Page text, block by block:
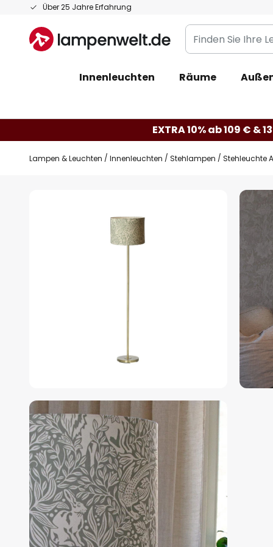
Über 25 Jahre Erfahrung
Zum
springen
Finden
Sie
Leuchte...
Innenleuchten Räume
EXTRA 10% ab 109 € &
Lampen & Leuchten Innenleuchten Stehlampen Stehleuchte